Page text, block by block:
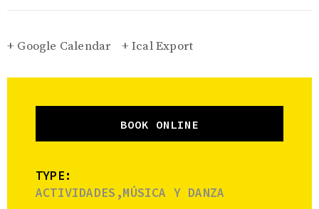
+ Google Calendar + Ical Export
BOOK ONLINE
TYPE:
ACTIVIDADES,MÚSICA Y DANZA